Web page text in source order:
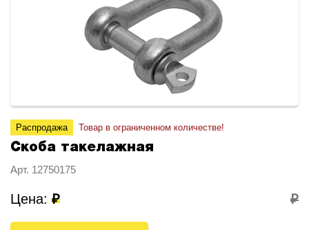
Распродажа Товар в ограниченном количестве!
Скоба такелажная
Арт. 12750175
Цена: ₽ ₽